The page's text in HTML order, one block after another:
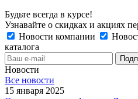
Будьте всегда в курсе!
Узнавайте о скидках и акциях
Новости компании
каталога
Новости
Все новости
15 января 2025